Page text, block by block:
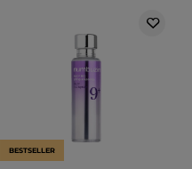
BESTSELLER